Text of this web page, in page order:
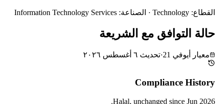
القطاع:
Technology
· الصناعة:
Information Technology Services
حالة التوافق مع الشريعة
معيار أيوفي 21 ·تحديث ٦ أغسطس ٢٠٢٦
Compliance History
Halal, unchanged since Jun 2026
.